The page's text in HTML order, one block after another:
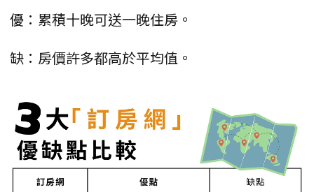
優：累積十晚可送一晚住房。
缺：房價許多都高於平均值。